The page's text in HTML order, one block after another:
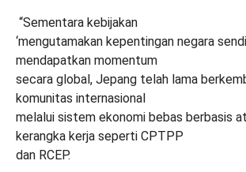
“Sementara kebijakan
‘mengutamakan kepentingan negara
mendapatkan momentum
secara global, Jepang telah lama
komunitas internasional
melalui sistem ekonomi bebas berbasis
kerangka kerja seperti CPTPP
dan RCEP.